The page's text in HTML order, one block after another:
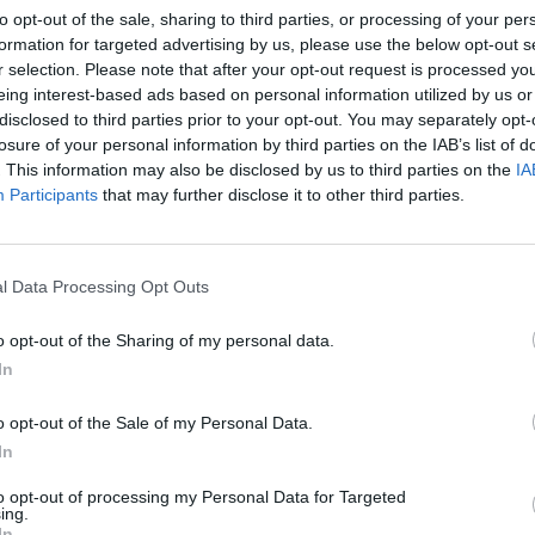
opt-out of the sale, sharing to third parties, or processing of your
for targeted advertising by us, please use the below opt-out
selection. Please note that after your opt-out request is processed
interest-based ads based on personal information utilized by us
to third parties prior to your opt-out. You may separately
of your personal information by third parties on the IAB’s list of
This information may also be disclosed by us to third parties on the
Participants that may further disclose it to other third parties.
Data Processing Opt Outs
opt-out of the Sharing of my personal data.
opt-out of the Sale of my Personal Data.
opt-out of processing my Personal Data for Targeted
planecie. Nie zignorował jednak tego sygnału,
podróż i zaczął odwiedzać najróżniejsze
Dorośli, których spotykał, byli jednak najczęściej
który w prostych słowach wyjaśnił mu znaczenie
żyjącej. Mały Książę przekonał się, że Róża
własne kompleksy, co wynikało z jej niepewności
pod pewnym względem się rozczarował, jednak
w każdej relacji trzeba szanować nie tylko drugą